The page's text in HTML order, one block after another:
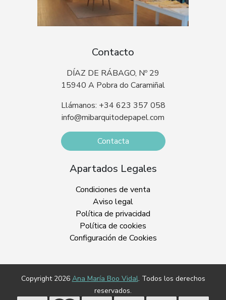
Contacto
DÍAZ DE RÁBAGO, Nº 29
15940 A Pobra do Caramiñal
Llámanos: +34 623 357 058
info@mibarquitodepapel.com
Contacta
Apartados Legales
Condiciones de venta
Aviso legal
Política de privacidad
Política de cookies
Configuración de Cookies
Copyright 2026 Ana María Boo Vidal. Todos los derechos
reservados.